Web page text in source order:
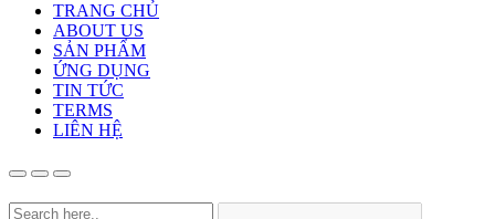
TRANG CHỦ
ABOUT US
SẢN PHẨM
ỨNG DỤNG
TIN TỨC
TERMS
LIÊN HỆ